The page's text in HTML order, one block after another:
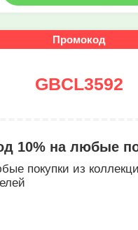
Промокод
GBCL3592
10% на любые
покупки из